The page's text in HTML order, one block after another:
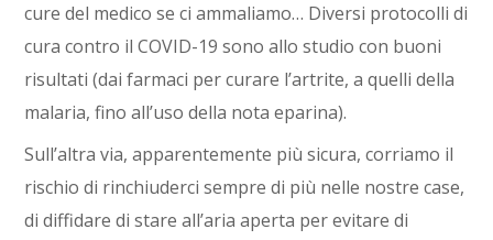
cure del medico se ci ammaliamo… Diversi protocolli di
cura contro il COVID-19 sono allo studio con buoni
risultati (dai farmaci per curare l’artrite, a quelli della
malaria, fino all’uso della nota eparina).
Sull’altra via, apparentemente più sicura, corriamo il
rischio di rinchiuderci sempre di più nelle nostre case,
di diffidare di stare all’aria aperta per evitare di